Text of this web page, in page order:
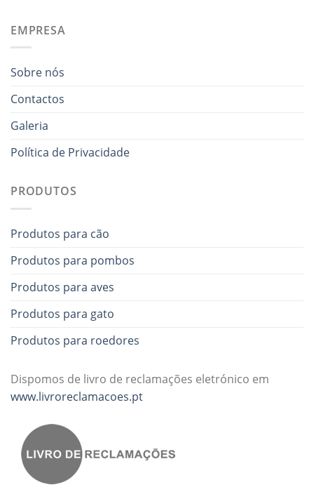
EMPRESA
Sobre nós
Contactos
Galeria
Política de Privacidade
PRODUTOS
Produtos para cão
Produtos para pombos
Produtos para aves
Produtos para gato
Produtos para roedores
Dispomos de livro de reclamações eletrónico em
www.livroreclamacoes.pt